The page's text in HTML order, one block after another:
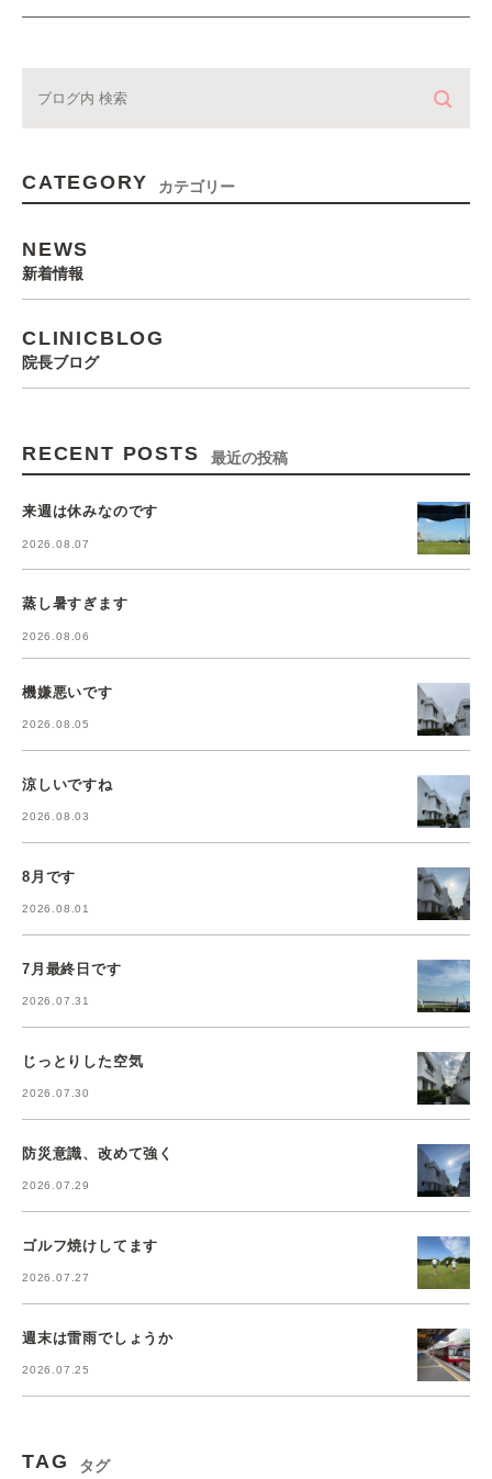
CATEGORY カテゴリー
NEWS
新着情報
CLINICBLOG
院長ブログ
RECENT POSTS 最近の投稿
来週は休みなのです
2026.08.07
蒸し暑すぎます
2026.08.06
機嫌悪いです
2026.08.05
涼しいですね
2026.08.03
8月です
2026.08.01
7月最終日です
2026.07.31
じっとりした空気
2026.07.30
防災意識、改めて強く
2026.07.29
ゴルフ焼けしてます
2026.07.27
週末は雷雨でしょうか
2026.07.25
TAG タグ